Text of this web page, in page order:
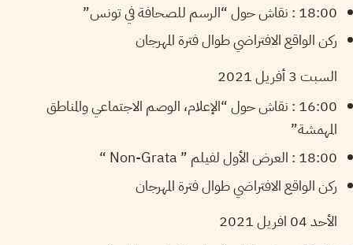
18:00 : نقاش حول “الرسم للصحافة في تونس”
ركن الواقع الافتراضي طوال فترة المهرجان
السبت 3 أفريل 2021
16:00 : نقاش حول “الإعلام، الوصم الاجتماعي والمناطق
المهمشة”
18:00 : العرض الأول لفيلم ” Non-Grata “
ركن الواقع الافتراضي طوال فترة المهرجان
الأحد 04 افريل 2021